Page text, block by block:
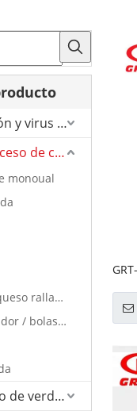
Equipo de protección y virus de Corona.
1.1 Máquina de proceso de carne
monoual
6.Poultry Plucker / queso rallador
Máquina de mezclador / bolas de carne
Máquina de proceso de verduras